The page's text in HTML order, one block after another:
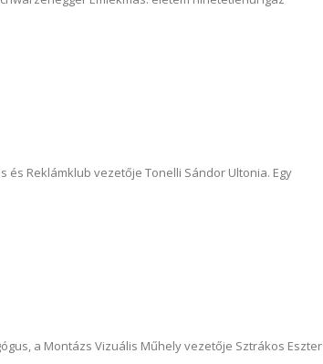
és Reklámklub vezetője Tonelli Sándor Ultonia. Egy
a Montázs Vizuális Műhely vezetője Sztrákos Eszter